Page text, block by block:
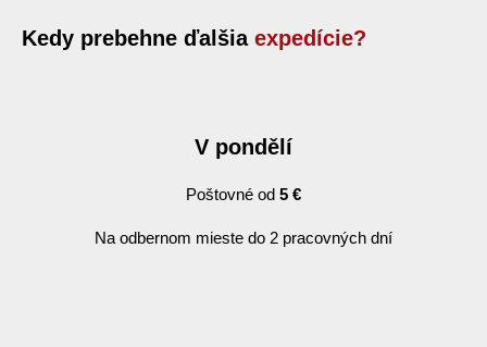
Kedy prebehne ďalšia expedície?
V pondělí
Poštovné od 5 €
Na odbernom mieste do 2 pracovných dní